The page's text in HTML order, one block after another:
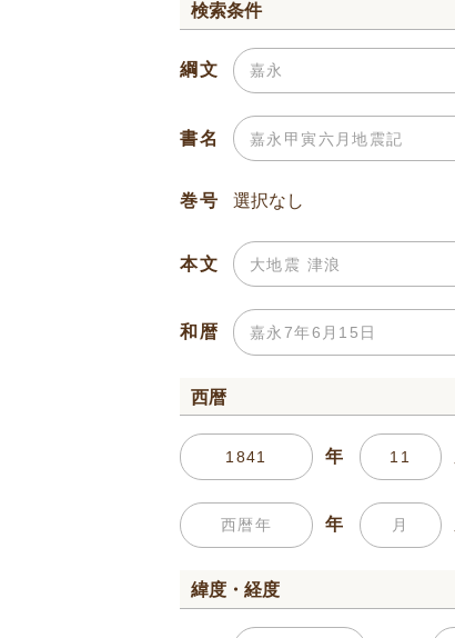
検索条件
綱文
書名
巻号
本文
和暦
西暦
年
年
緯度・経度